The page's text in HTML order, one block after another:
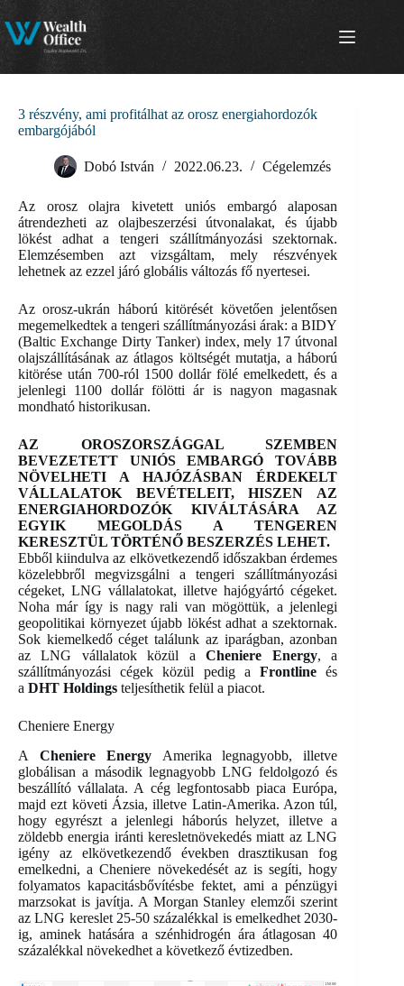
Skip
to
content
3 részvény, ami profitálhat az orosz energiahordozók
embargójából
Dobó István 2022.06.23. Cégelemzés
Az orosz olajra kivetett uniós embargó alaposan
átrendezheti az olajbeszerzési útvonalakat, és újabb
lökést adhat a tengeri szállítmányozási szektornak.
Elemzésemben azt vizsgáltam, mely részvények
lehetnek az ezzel járó globális változás fő nyertesei.
Az orosz-ukrán háború kitörését követően jelentősen
megemelkedtek a tengeri szállítmányozási árak: a BIDY
(Baltic Exchange Dirty Tanker) index, mely 17 útvonal
olajszállításának az átlagos költségét mutatja, a háború
kitörése után 700-ról 1500 dollár fölé emelkedett, és a
jelenlegi 1100 dollár fölötti ár is nagyon magasnak
mondható historikusan.
AZ OROSZORSZÁGGAL SZEMBEN
BEVEZETETT UNIÓS EMBARGÓ TOVÁBB
NÖVELHETI A HAJÓZÁSBAN ÉRDEKELT
VÁLLALATOK BEVÉTELEIT, HISZEN AZ
ENERGIAHORDOZÓK KIVÁLTÁSÁRA AZ
EGYIK MEGOLDÁS A TENGEREN
KERESZTÜL TÖRTÉNŐ BESZERZÉS LEHET.
Ebből kiindulva az elkövetkezendő időszakban érdemes
közelebbről megvizsgálni a tengeri szállítmányozási
cégeket, LNG vállalatokat, illetve hajógyártó cégeket.
Noha már így is nagy rali van mögöttük, a jelenlegi
geopolitikai környezet újabb lökést adhat a szektornak.
Sok kiemelkedő céget találunk az iparágban, azonban
az LNG vállalatok közül aCheniere Energy, a
szállítmányozási cégek közül pedig aFrontline és
a DHT Holdings teljesíthetik felül a piacot.
Cheniere Energy
A Cheniere EnergyAmerika legnagyobb, illetve
globálisan a második legnagyobb LNG feldolgozó és
beszállító vállalata. A cég legfontosabb piaca Európa,
majd ezt követi Ázsia, illetve Latin-Amerika. Azon túl,
hogy egyrészt a jelenlegi háborús helyzet, illetve a
zöldebb energia iránti keresletnövekedés miatt az LNG
igény az elkövetkezendő években drasztikusan fog
emelkedni, a Cheniere növekedését az is segíti, hogy
folyamatos kapacitásbővítésbe fektet, ami a pénzügyi
marzsokat is javítja. A Morgan Stanley elemzői szerint
az LNG kereslet 25-50 százalékkal is emelkedhet 2030-
ig, aminek hatására a szénhidrogén ára átlagosan 40
százalékkal növekedhet a következő évtizedben.